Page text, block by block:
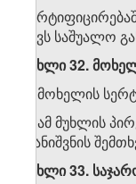
აქვს საშუალო
მუხლი 32.
1. მოხელის
2. ამ მუხლის
დანიშვნის
მუხლი 33.